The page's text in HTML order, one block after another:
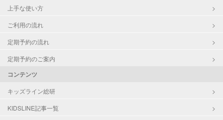
上手な使い方
ご利用の流れ
定期予約の流れ
定期予約のご案内
コンテンツ
キッズライン総研
KIDSLINE記事一覧